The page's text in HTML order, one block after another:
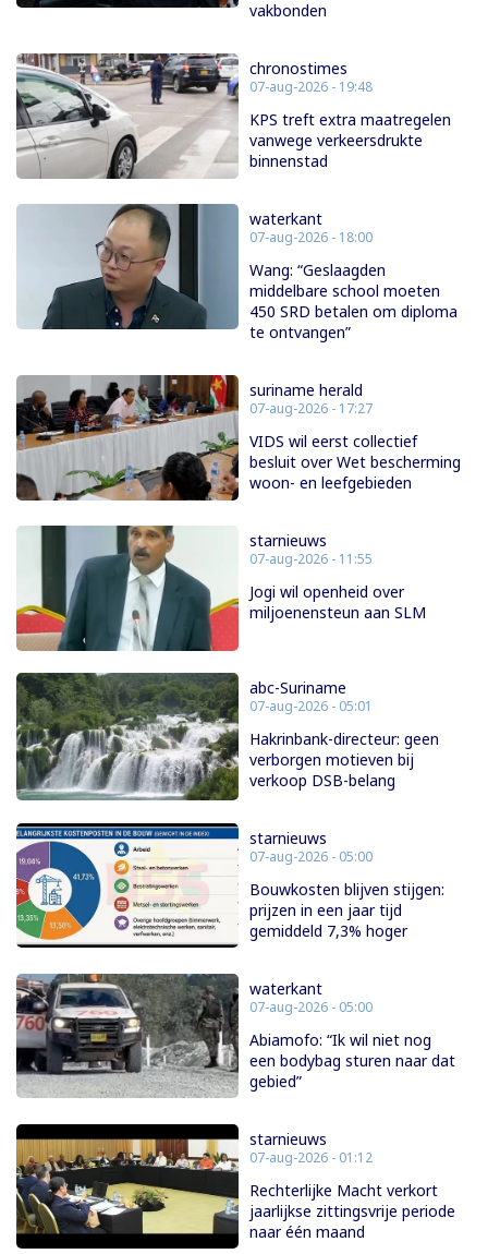
vakbonden
chronostimes
07-aug-2026 - 19:48
KPS treft extra maatregelen
vanwege verkeersdrukte
binnenstad
waterkant
07-aug-2026 - 18:00
Wang: “Geslaagden
middelbare school moeten
450 SRD betalen om diploma
te ontvangen”
suriname herald
07-aug-2026 - 17:27
VIDS wil eerst collectief
besluit over Wet bescherming
woon- en leefgebieden
starnieuws
07-aug-2026 - 11:55
Jogi wil openheid over
miljoenensteun aan SLM
abc-Suriname
07-aug-2026 - 05:01
Hakrinbank-directeur: geen
verborgen motieven bij
verkoop DSB-belang
starnieuws
07-aug-2026 - 05:00
Bouwkosten blijven stijgen:
prijzen in een jaar tijd
gemiddeld 7,3% hoger
waterkant
07-aug-2026 - 05:00
Abiamofo: “Ik wil niet nog
een bodybag sturen naar dat
gebied”
starnieuws
07-aug-2026 - 01:12
Rechterlijke Macht verkort
jaarlijkse zittingsvrije periode
naar één maand